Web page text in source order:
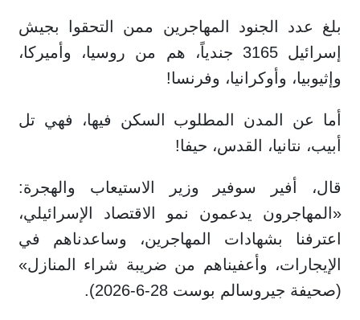
بلغ عدد الجنود المهاجرين ممن التحقوا بجيش
إسرائيل 3165 جندياً، هم من روسيا، وأميركا،
وإثيوبيا، وأوكرانيا، وفرنسا!
أما عن المدن المطلوب السكن فيها، فهي تل
أبيب، نتانيا، القدس، حيفا!
قال، أفير سوفير وزير الاستيعاب والهجرة:
«المهاجرون يدعمون نمو الاقتصاد الإسرائيلي،
اعترفنا بشهادات المهاجرين، وساعدناهم في
الإيجارات، وأعفيناهم من ضريبة شراء المنازل»
(صحيفة جيروسالم بوست 28-6-2026).